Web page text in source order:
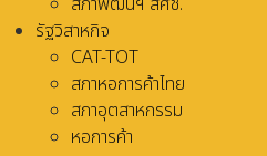
รัฐวิสาหกิจ
CAT-TOT
สภาหอการค้าไทย
สภาอุตสาหกรรม
หอการค้า